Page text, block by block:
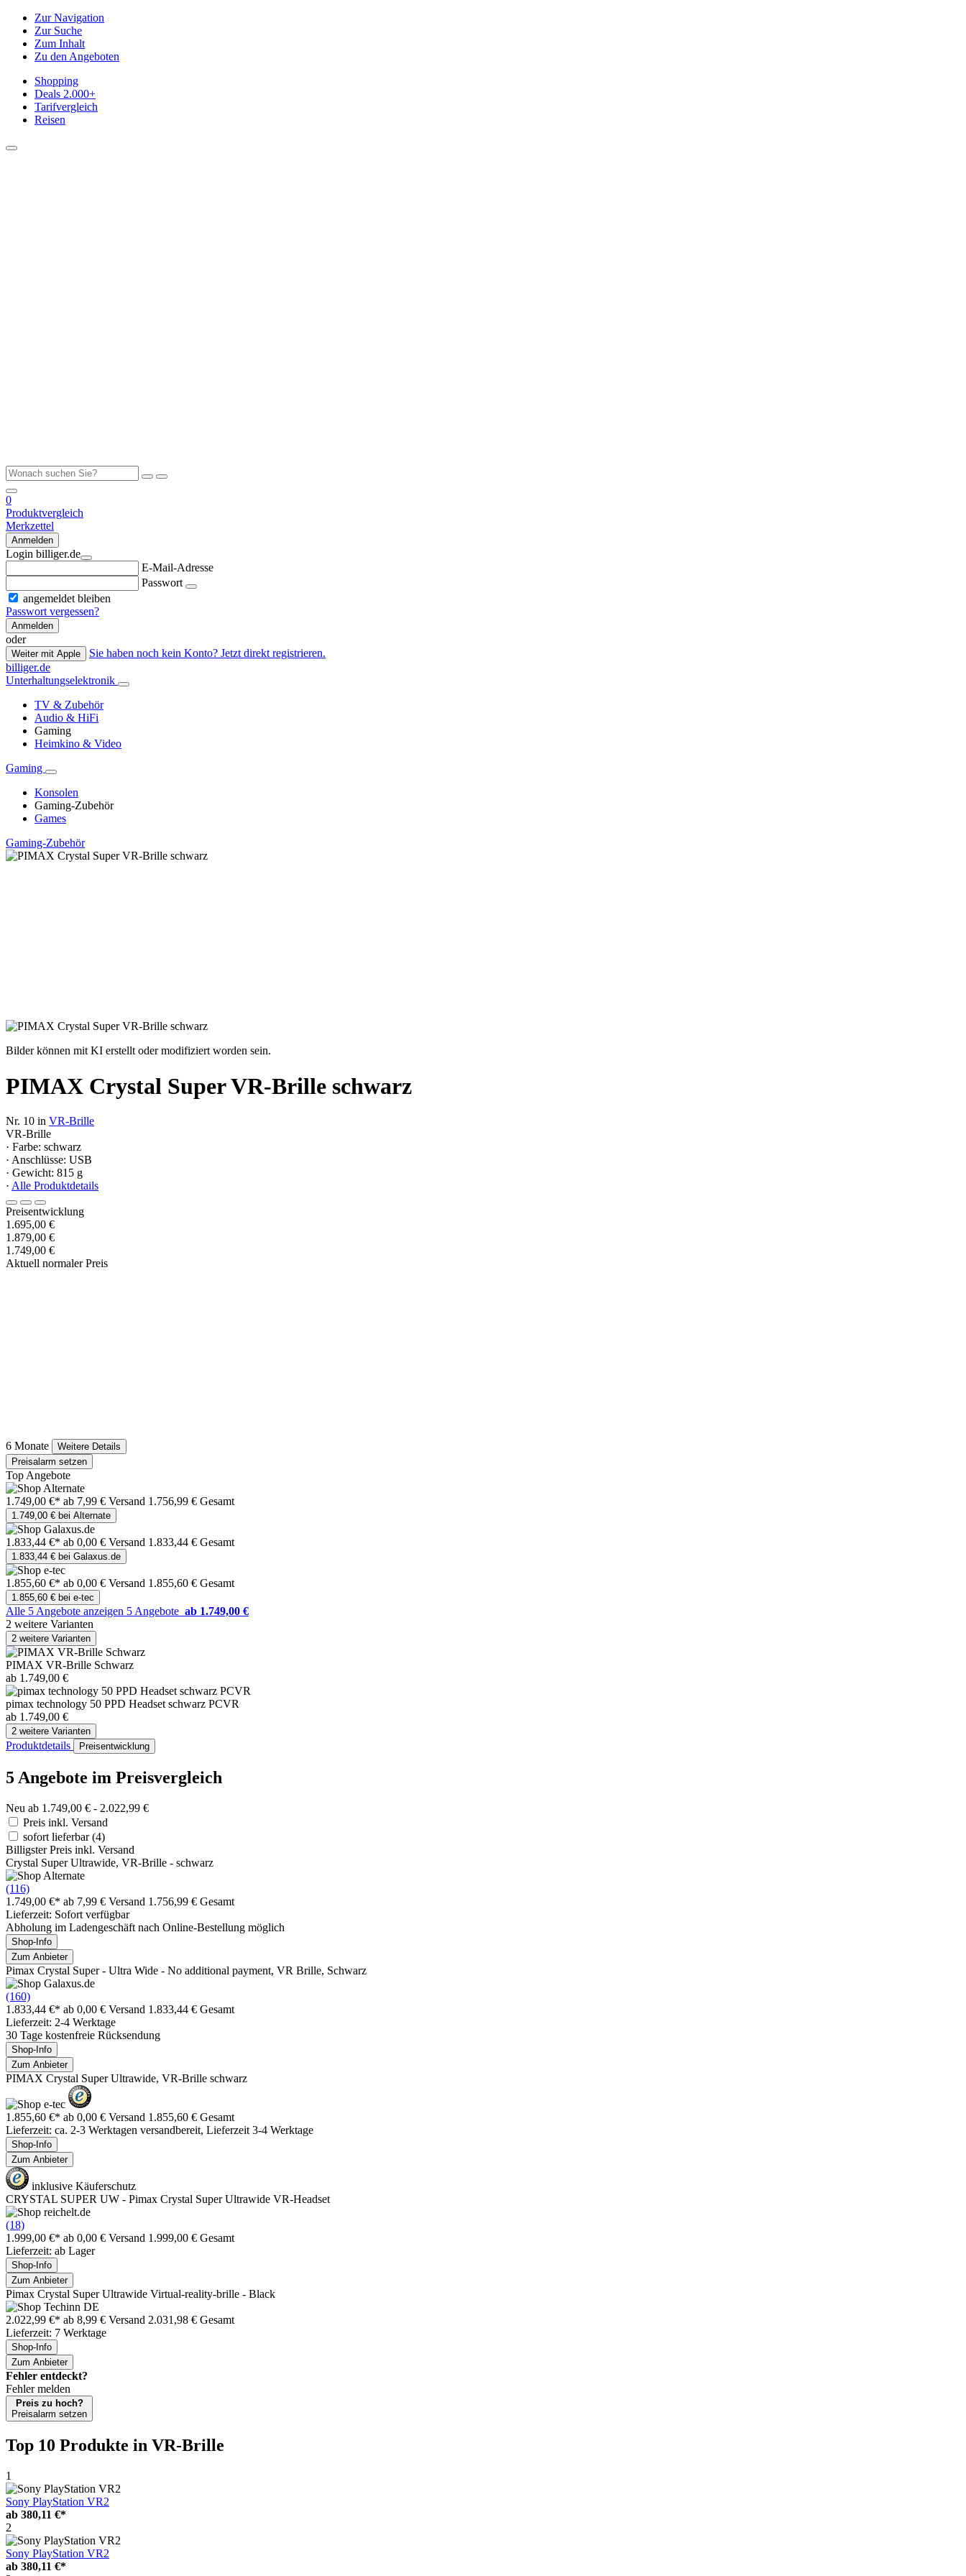
Zur Navigation
Zur Suche
Zum Inhalt
Zu den Angeboten
Shopping
Deals 2.000+
Tarifvergleich
Reisen
0
Produktvergleich
Merkzettel
Anmelden
Login billiger.de
E-Mail-Adresse
Passwort
angemeldet bleiben
Passwort vergessen?
Anmelden
oder
Weiter mit Apple
Sie haben noch kein Konto? Jetzt direkt registrieren.
billiger.de
Unterhaltungselektronik
TV & Zubehör
Audio & HiFi
Gaming
Heimkino & Video
Gaming
Konsolen
Gaming-Zubehör
Games
Gaming-Zubehör
Bilder können mit KI erstellt oder modifiziert worden sein.
PIMAX Crystal Super VR-Brille schwarz
Nr. 10 in VR-Brille
VR-Brille
· Farbe: schwarz
· Anschlüsse: USB
· Gewicht: 815 g
· Alle Produktdetails
Preisentwicklung
1.695,00 €
1.879,00 €
1.749,00 €
Aktuell normaler Preis
6 Monate
Weitere Details
Preisalarm setzen
Top Angebote
1.749,00 €* ab 7,99 € Versand 1.756,99 € Gesamt
1.749,00 € bei Alternate
1.833,44 €* ab 0,00 € Versand 1.833,44 € Gesamt
1.833,44 € bei Galaxus.de
1.855,60 €* ab 0,00 € Versand 1.855,60 € Gesamt
1.855,60 € bei e-tec
Alle 5 Angebote anzeigen 5 Angebote ab 1.749,00 €
2 weitere Varianten
2 weitere Varianten
PIMAX VR-Brille Schwarz
ab 1.749,00 €
pimax technology 50 PPD Headset schwarz PCVR
ab 1.749,00 €
2 weitere Varianten
Produktdetails Preisentwicklung
5 Angebote im Preisvergleich
Neu ab 1.749,00 € - 2.022,99 €
Preis inkl. Versand
sofort lieferbar(4)
Billigster Preis inkl. Versand
Crystal Super Ultrawide, VR-Brille - schwarz
(116)
1.749,00 €* ab 7,99 € Versand 1.756,99 € Gesamt
Lieferzeit: Sofort verfügbar
Abholung im Ladengeschäft nach Online-Bestellung möglich
Shop-Info
Zum Anbieter
Pimax Crystal Super - Ultra Wide - No additional payment, VR Brille, Schwarz
(160)
1.833,44 €* ab 0,00 € Versand 1.833,44 € Gesamt
Lieferzeit: 2-4 Werktage
30 Tage kostenfreie Rücksendung
Shop-Info
Zum Anbieter
PIMAX Crystal Super Ultrawide, VR-Brille schwarz
1.855,60 €* ab 0,00 € Versand 1.855,60 € Gesamt
Lieferzeit: ca. 2-3 Werktagen versandbereit, Lieferzeit 3-4 Werktage
Shop-Info
Zum Anbieter
inklusive Käuferschutz
CRYSTAL SUPER UW - Pimax Crystal Super Ultrawide VR-Headset
(18)
1.999,00 €* ab 0,00 € Versand 1.999,00 € Gesamt
Lieferzeit: ab Lager
Shop-Info
Zum Anbieter
Pimax Crystal Super Ultrawide Virtual-reality-brille - Black
2.022,99 €* ab 8,99 € Versand 2.031,98 € Gesamt
Lieferzeit: 7 Werktage
Shop-Info
Zum Anbieter
Fehler entdeckt?
Fehler melden
Preis zu hoch?
Preisalarm setzen
Top 10 Produkte in VR-Brille
1
Sony PlayStation VR2
ab 380,11 €*
2
Sony PlayStation VR2
ab 380,11 €*